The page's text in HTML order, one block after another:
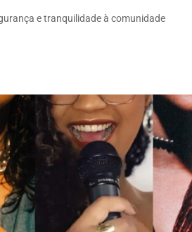
e tranquilidade à comunidade